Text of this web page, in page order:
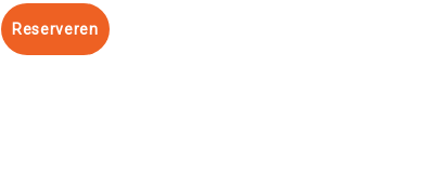
Reserveren